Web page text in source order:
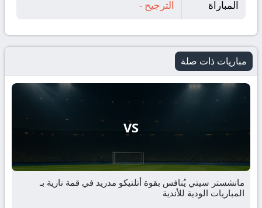
المباراة الترجيح -
مباريات ذات صلة
VS
مانشستر سيتي يُنافس بقوة أتلتيكو مدريد في قمة نارية بـ
المباريات الودية للأندية